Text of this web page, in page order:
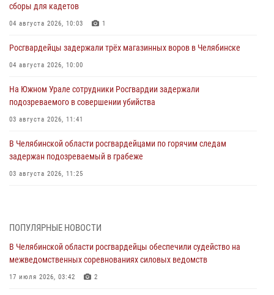
сборы для кадетов
04 августа 2026, 10:03 1
Росгвардейцы задержали трёх магазинных воров в Челябинске
04 августа 2026, 10:00
На Южном Урале сотрудники Росгвардии задержали
подозреваемого в совершении убийства
03 августа 2026, 11:41
В Челябинской области росгвардейцами по горячим следам
задержан подозреваемый в грабеже
03 августа 2026, 11:25
03 августа 2026, 09:22 1
Авиация Росгвардии совершила более 250 санитарных вылетов в
Донецкой Народной Республике
31 июля 2026, 11:33
ПОПУЛЯРНЫЕ НОВОСТИ
В Челябинской области росгвардейцы обеспечили судейство на
межведомственных соревнованиях силовых ведомств
17 июля 2026, 03:42 2